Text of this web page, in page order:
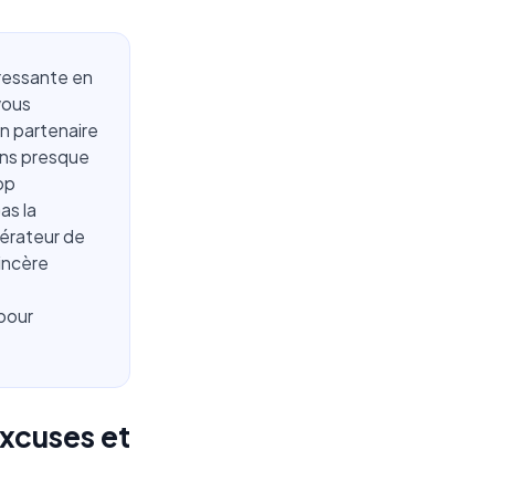
en
partenaire
presque
la
de
et